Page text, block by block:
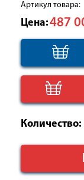
Артикул товара:
Цена:487
Количество: